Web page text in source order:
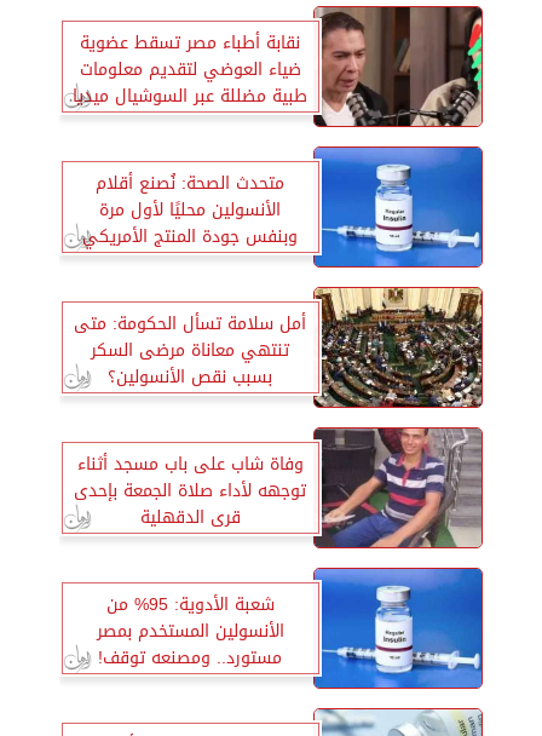
نقابة أطباء مصر تسقط عضوية
ضياء العوضي لتقديم معلومات
طبية مضللة عبر السوشيال ميديا
متحدث الصحة: نُصنع أقلام
الأنسولين محليًا لأول مرة
وبنفس جودة المنتج الأمريكي
أمل سلامة تسأل الحكومة: متى
تنتهي معاناة مرضى السكر
بسبب نقص الأنسولين؟
وفاة شاب على باب مسجد أثناء
توجهه لأداء صلاة الجمعة بإحدى
قرى الدقهلية
شعبة الأدوية: 95% من
الأنسولين المستخدم بمصر
مستورد.. ومصنعه توقف!